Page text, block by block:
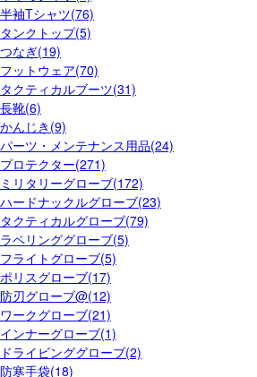
半袖Tシャツ(76)
タンクトップ(5)
つなぎ(19)
フットウェア(70)
タクティカルブーツ(31)
長靴(6)
かんじき(9)
パーツ・メンテナンス用品(24)
プロテクター(271)
ミリタリーグローブ(172)
ハードナックルグローブ(23)
タクティカルグローブ(79)
ラペリンググローブ(5)
フライトグローブ(5)
ポリスグローブ(17)
防刃グローブ@(12)
ワークグローブ(21)
インナーグローブ(1)
ドライビンググローブ(2)
防寒手袋(18)